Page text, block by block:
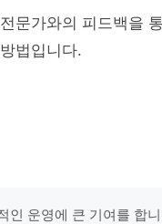
문가와의 피드백을
법입니다.
인 운영에 큰 기여를 합